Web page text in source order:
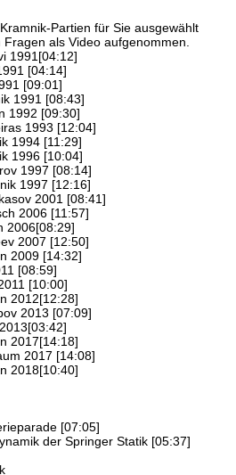
Partien für Sie ausgewählt
als Video aufgenommen.
1991[04:12]
[04:14]
[09:01]
1991 [08:43]
1992 [09:30]
1993 [12:04]
1994 [11:29]
1996 [10:04]
1997 [08:14]
1997 [12:16]
2001 [08:41]
2006 [11:57]
2006[08:29]
2007 [12:50]
2009 [14:32]
[08:59]
[10:00]
2012[12:28]
2013 [07:09]
2017[14:18]
2017 [14:08]
2018[10:40]
[07:05]
der Springer Statik [05:37]